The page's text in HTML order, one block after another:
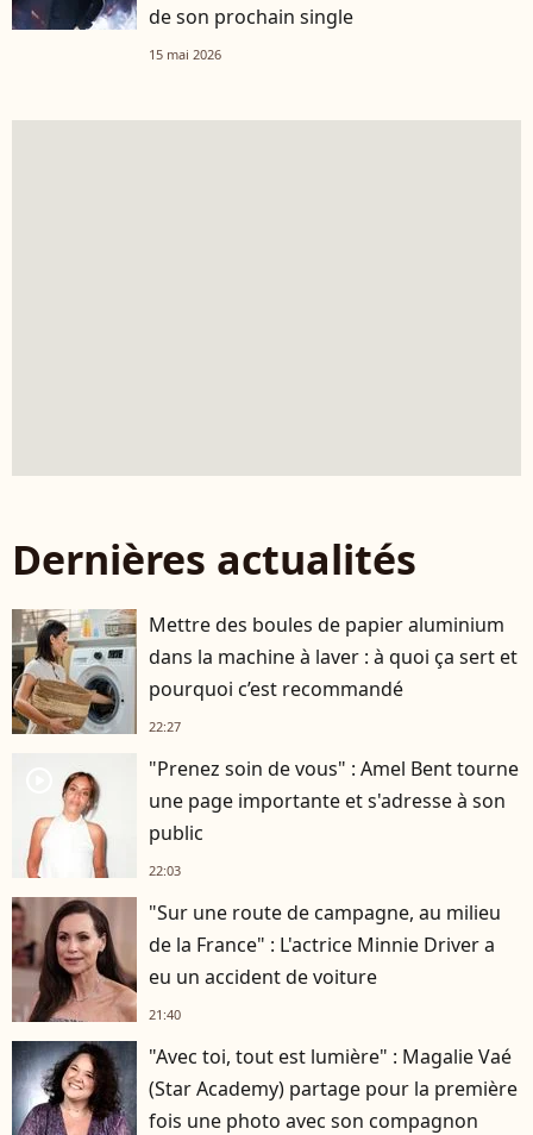
de son prochain single
15 mai 2026
Dernières actualités
Mettre des boules de papier aluminium
dans la machine à laver : à quoi ça sert et
pourquoi c’est recommandé
22:27
"Prenez soin de vous" : Amel Bent tourne
une page importante et s'adresse à son
public
22:03
"Sur une route de campagne, au milieu
de la France" : L'actrice Minnie Driver a
eu un accident de voiture
21:40
"Avec toi, tout est lumière" : Magalie Vaé
(Star Academy) partage pour la première
fois une photo avec son compagnon